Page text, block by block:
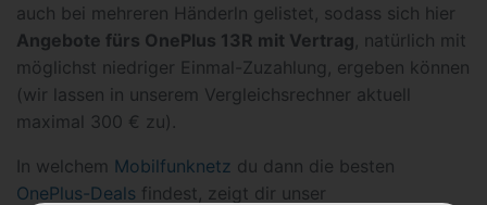
auch bei mehreren Händerln gelistet, sodass sich hier
Angebote fürs OnePlus 13R mit Vertrag, natürlich mit
möglichst niedriger Einmal-Zuzahlung, ergeben können
(wir lassen in unserem Vergleichsrechner aktuell
maximal 300 € zu).
In welchem Mobilfunknetz du dann die besten
OnePlus-Deals findest, zeigt dir unser